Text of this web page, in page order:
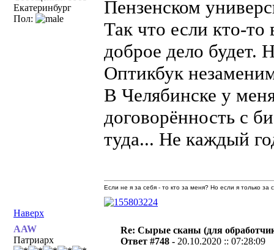
Екатеринбург
Пол:
Пензенском
Так что если кто-то
доброе дело будет.
Оптикбук
В Челябинске у
договорённость с
туда... Не каждый
Наверх
Если не я за себя - то кто за меня? Но если я только
AAW
Патриарх
Re: Сырые сканы (для
Ответ #748 - 20.10.2020 :: 07:28:09